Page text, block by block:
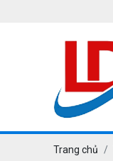
Trang chủ